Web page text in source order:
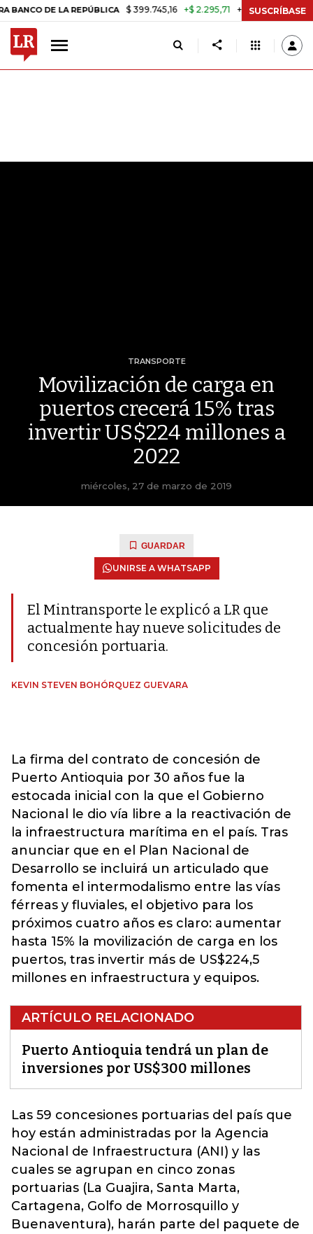
DE LA REPÚBLICA $ 399.745,16 +$ 2.295,71 +0,58% TASA DE
SUSCRÍBASE
TRANSPORTE
Movilización de carga en
puertos crecerá 15% tras
invertir US$224 millones a
2022
miércoles, 27 de marzo de 2019
GUARDAR
UNIRSE A WHATSAPP
El Mintransporte le explicó a LR que
actualmente hay nueve solicitudes de
concesión portuaria.
KEVIN STEVEN BOHÓRQUEZ GUEVARA
La firma del contrato de concesión de
Puerto Antioquia por 30 años fue la
estocada inicial con la que el Gobierno
Nacional le dio vía libre a la reactivación de
la infraestructura marítima en el país. Tras
anunciar que en el Plan Nacional de
Desarrollo se incluirá un articulado que
fomenta el intermodalismo entre las vías
férreas y fluviales, el objetivo para los
próximos cuatro años es claro: aumentar
hasta 15% la movilización de carga en los
puertos, tras invertir más de US$224,5
millones en infraestructura y equipos.
ARTÍCULO RELACIONADO
Puerto Antioquia tendrá un plan de
inversiones por US$300 millones
Las 59 concesiones portuarias del país que
hoy están administradas por la Agencia
Nacional de Infraestructura (ANI) y las
cuales se agrupan en cinco zonas
portuarias (La Guajira, Santa Marta,
Cartagena, Golfo de Morrosquillo y
Buenaventura), harán parte del paquete de